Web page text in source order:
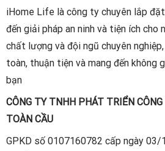
iHome Life là công ty chuyên lắp
đến giải pháp an ninh và tiện ích cho
chất lượng và đội ngũ chuyên
toàn, thuận tiện và mang đến không
bạn
CÔNG TY TNHH PHÁT TRIỂN
TOÀN CẦU
GPKD số 0107160782 cấp ngày